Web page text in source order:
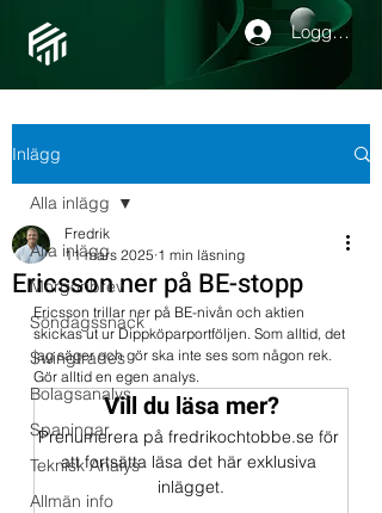
Logga in
Inlägg
Alla inlägg
Morgonbrev
Söndagssnack
Swingtrades
Bolagsanalys
Spaningar
Teknisk Analys
Allmän info
Alla inlägg
Ericsson ner på BE-stopp
Fredrik
11 mars 2025 1 min läsning
Ericsson trillar ner på BE-nivån och aktien
skickas ut ur Dippköparportföljen. Som alltid, det
jag säger och gör ska inte ses som någon rek.
Gör alltid en egen analys.
Vill du läsa mer?
Prenumerera på fredrikochtobbe.se för
att fortsätta läsa det här exklusiva
inlägget.